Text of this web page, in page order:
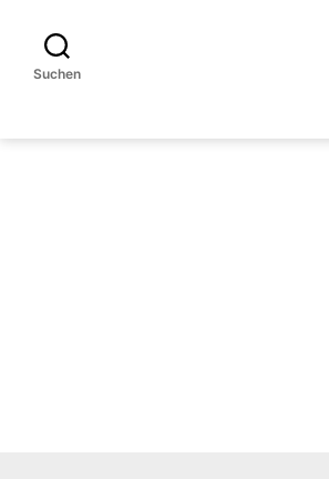
Suchen